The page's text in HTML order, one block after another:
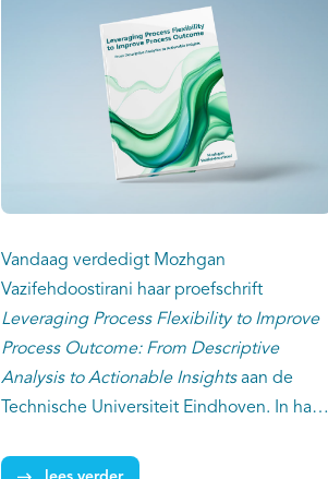
Vandaag verdedigt Mozhgan
Vazifehdoostirani haar proefschrift
Leveraging Process Flexibility to Improve
Process Outcome: From Descriptive
Analysis to Actionable Insightsaan de
Technische Universiteit Eindhoven. In haar
gedreven framework dat procesflexibiliteit